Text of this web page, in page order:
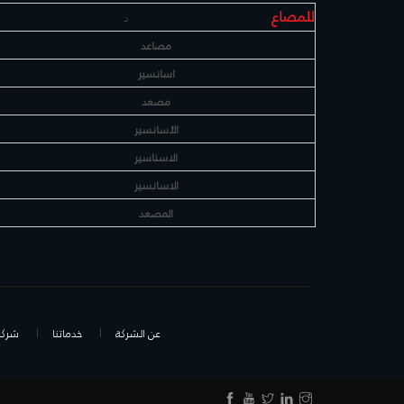
للمصاع
د
مصاعد
اسانسير
مصعد
الأسانسير
الاسناسير
الاسانسير
المصعد
عن الشركة خدماتنا